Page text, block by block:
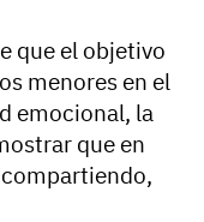
que el objetivo
menores en el
emocional, la
que en